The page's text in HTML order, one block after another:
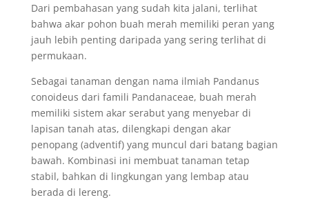
Dari pembahasan yang sudah kita jalani, terlihat
bahwa akar pohon buah merah memiliki peran yang
jauh lebih penting daripada yang sering terlihat di
permukaan.
Sebagai tanaman dengan nama ilmiah Pandanus
conoideus dari famili Pandanaceae, buah merah
memiliki sistem akar serabut yang menyebar di
lapisan tanah atas, dilengkapi dengan akar
penopang (adventif) yang muncul dari batang bagian
bawah. Kombinasi ini membuat tanaman tetap
stabil, bahkan di lingkungan yang lembap atau
berada di lereng.